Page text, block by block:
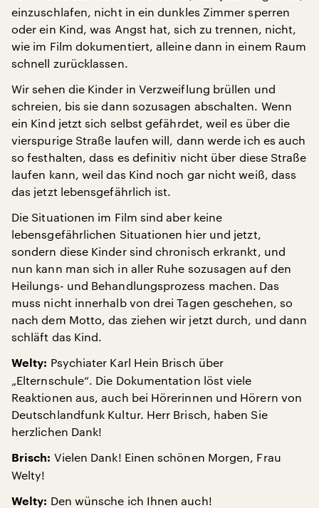
einzuschlafen, nicht in ein dunkles Zimmer sperren
oder ein Kind, was Angst hat, sich zu trennen, nicht,
wie im Film dokumentiert, alleine dann in einem Raum
schnell zurücklassen.
Wir sehen die Kinder in Verzweiflung brüllen und
schreien, bis sie dann sozusagen abschalten. Wenn
ein Kind jetzt sich selbst gefährdet, weil es über die
vierspurige Straße laufen will, dann werde ich es auch
so festhalten, dass es definitiv nicht über diese Straße
laufen kann, weil das Kind noch gar nicht weiß, dass
das jetzt lebensgefährlich ist.
Die Situationen im Film sind aber keine
lebensgefährlichen Situationen hier und jetzt,
sondern diese Kinder sind chronisch erkrankt, und
nun kann man sich in aller Ruhe sozusagen auf den
Heilungs- und Behandlungsprozess machen. Das
muss nicht innerhalb von drei Tagen geschehen, so
nach dem Motto, das ziehen wir jetzt durch, und dann
schläft das Kind.
Welty: Psychiater Karl Hein Brisch über
„Elternschule“. Die Dokumentation löst viele
Reaktionen aus, auch bei Hörerinnen und Hörern von
Deutschlandfunk Kultur. Herr Brisch, haben Sie
herzlichen Dank!
Brisch: Vielen Dank! Einen schönen Morgen, Frau
Welty!
Welty: Den wünsche ich Ihnen auch!